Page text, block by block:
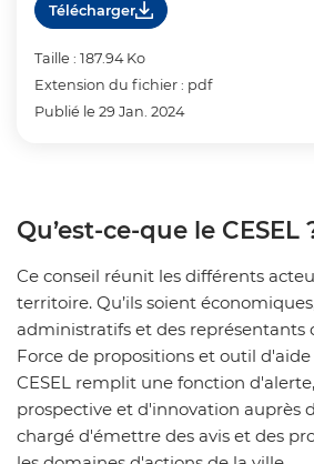
Télécharger
Taille : 187.94 Ko
Extension du fichier : pdf
Publié le 29 Jan. 2024
Qu’est-ce-que le CESEL
Ce conseil réunit les différents
territoire. Qu’ils soient
administratifs et des représentants
Force de propositions et outil d'aide
CESEL remplit une fonction
prospective et d'innovation auprès
chargé d'émettre des avis et des